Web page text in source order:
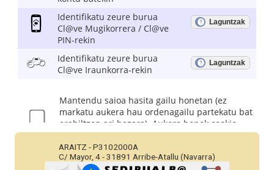
ARAITZ - P3102000A
C/ Mayor, 4 - 31891 Arribe-Atallu (Navarra)